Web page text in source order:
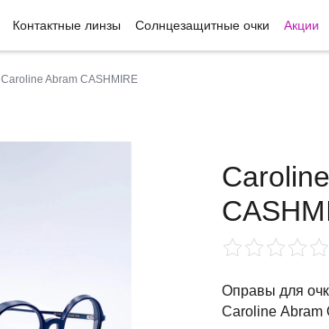
Контактные линзы Солнцезащитные очки Акции
Caroline Abram CASHMIRE
Оправы для
Caroline Abram